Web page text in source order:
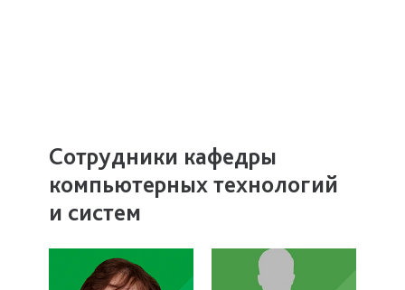
Сотрудники кафедры
компьютерных технологий
и систем